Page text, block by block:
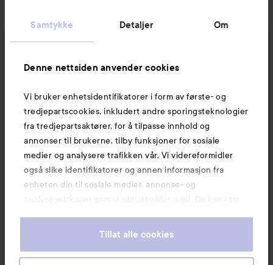
Samtykke Detaljer Om
Denne nettsiden anvender cookies
Vi bruker enhetsidentifikatorer i form av første- og
tredjepartscookies, inkludert andre sporingsteknologier
fra tredjepartsaktører, for å tilpasse innhold og
annonser til brukerne, tilby funksjoner for sosiale
medier og analysere trafikken vår. Vi videreformidler
også slike identifikatorer og annen informasjon fra
enheten din til sosiale medier, annonse- og
analyseselskaper som vi samarbeider med. De kan i sin
informasjon som du har oppgitt eller som de har samlet
våre cookies ved å fortsette å bruke nettsiden vår. For
Tillat alle cookies
Kundeservice
Informasjon
Også av interesse